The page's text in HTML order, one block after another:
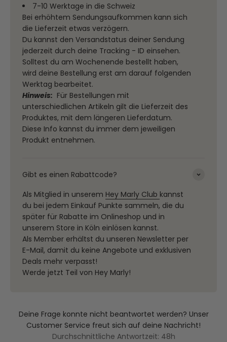
7-10 Werktage in die Schweiz
Bei erhöhtem Sendungsaufkommen kann sich
die Lieferzeit etwas verzögern.
Du kannst den Versandstatus deiner Sendung
jederzeit durch deine Tracking - ID einsehen.
Solltest du am Wochenende bestellt haben,
wird deine Bestellung erst am darauf folgenden
Werktag bearbeitet.
Hinweis: Für Bestellungen mit
unterschiedlichen Artikeln gilt die Lieferzeit des
Produktes, mit dem längeren Lieferdatum.
Diese Info kannst du immer dem jeweiligen
Produkt entnehmen.
Gibt es einen Rabattcode?
Als Mitglied in unserem Hey Marly Club kannst
du bei jedem Einkauf Punkte sammeln, die du
später für Rabatte im Onlineshop und in
unserem Store in Köln einlösen kannst.
Als Member erhältst du unseren Newsletter per
E-Mail, damit du keine Angebote und exklusiven
Deals mehr verpasst!
Werde jetzt Teil von Hey Marly!
Deine Frage konnte nicht beantwortet werden? Unser
Customer Service freut sich auf deine Nachricht!
Durchschnittliche Antwortzeit: 48h